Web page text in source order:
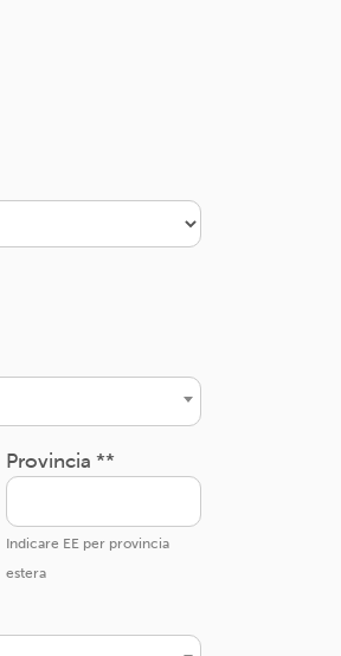
Provincia **
Indicare EE per provincia
estera